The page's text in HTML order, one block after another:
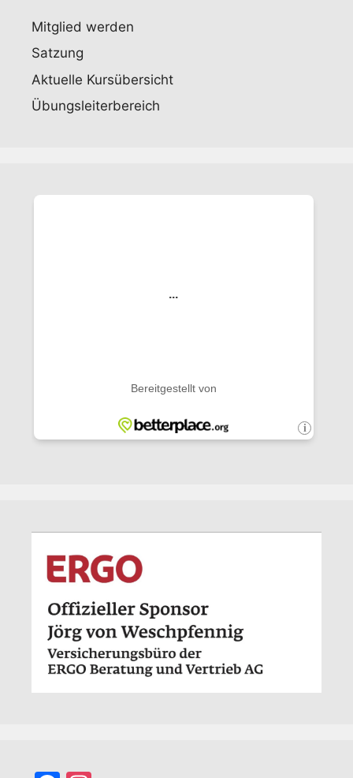
Mitglied werden
Satzung
Aktuelle Kursübersicht
Übungsleiterbereich